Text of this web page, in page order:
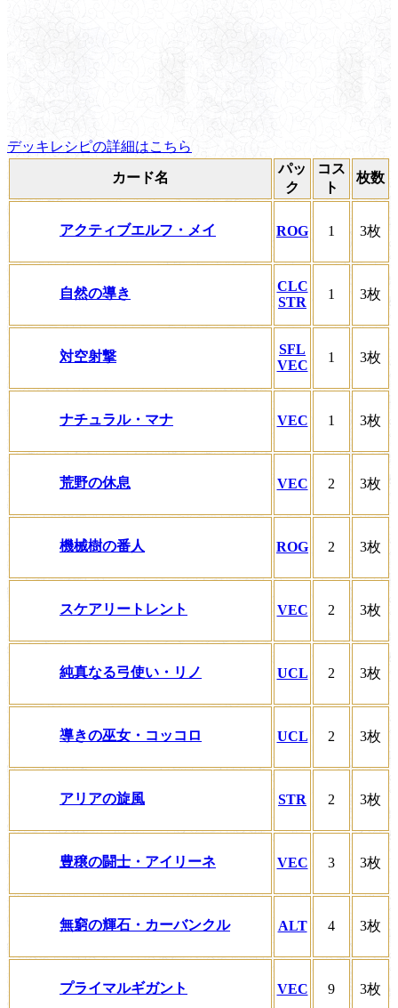
デッキレシピの詳細はこちら
カード名
パッ
ク
コス
ト
枚数
アクティブエルフ・メイ ROG 1 3枚
自然の導き
CLC
STR
1 3枚
対空射撃
SFL
VEC
1 3枚
ナチュラル・マナ VEC 1 3枚
荒野の休息 VEC 2 3枚
機械樹の番人 ROG 2 3枚
スケアリートレント VEC 2 3枚
純真なる弓使い・リノ UCL 2 3枚
導きの巫女・コッコロ UCL 2 3枚
アリアの旋風 STR 2 3枚
豊穣の闘士・アイリーネ VEC 3 3枚
無窮の輝石・カーバンクル ALT 4 3枚
プライマルギガント VEC 9 3枚